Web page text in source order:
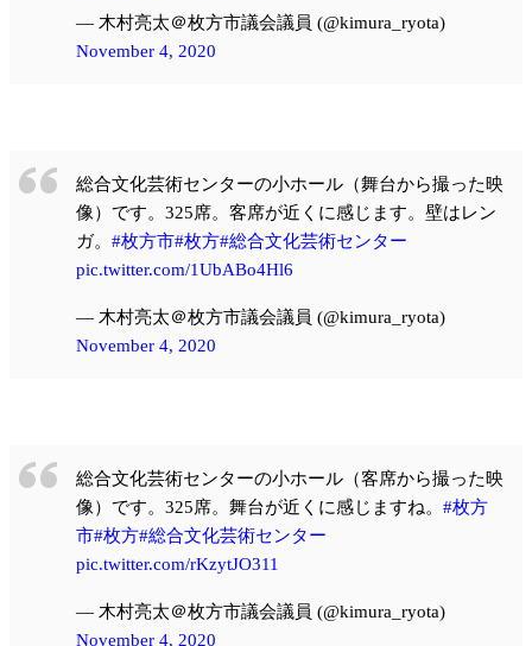
— 木村亮太＠枚方市議会議員 (@kimura_ryota)
November 4, 2020
総合文化芸術センターの小ホール（舞台から撮った映
像）です。325席。客席が近くに感じます。壁はレン
ガ。 #枚方市#枚方#総合文化芸術センター
pic.twitter.com/1UbABo4Hl6
— 木村亮太＠枚方市議会議員 (@kimura_ryota)
November 4, 2020
総合文化芸術センターの小ホール（客席から撮った映
像）です。325席。舞台が近くに感じますね。 #枚方
市#枚方#総合文化芸術センター
pic.twitter.com/rKzytJO311
— 木村亮太＠枚方市議会議員 (@kimura_ryota)
November 4, 2020